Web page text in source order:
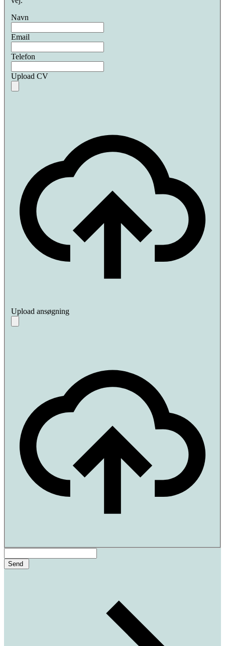
Navn
Email
Telefon
Upload CV
Upload ansøgning